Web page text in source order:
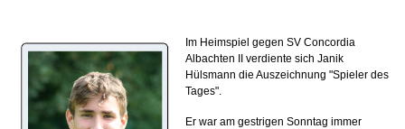
Im Heimspiel gegen SV Concordia
Albachten II verdiente sich Janik
Hülsmann die Auszeichnung "Spieler des
Tages".
Er war am gestrigen Sonntag immer